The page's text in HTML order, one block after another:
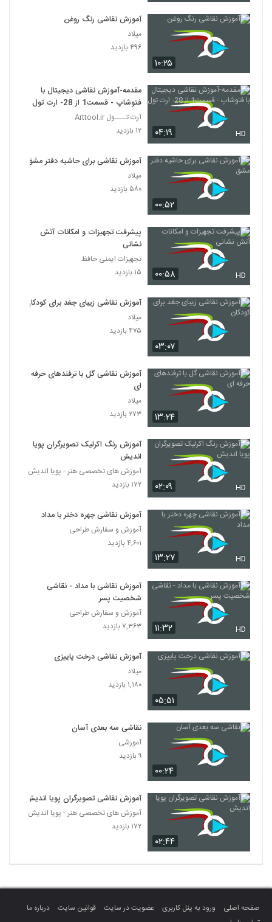
۱۰:۲۵
آموزش نقاشی رنگ روغن
میلاد
۴۹۶ بازدید
۰۴:۱۹ HD
مقدمه-آموزش نقاشی دیجیتال با
فتوشاپ - قسمت1 از 28- ارت تول
آرت تــــول Arttool.ir
۱۲ بازدید
۰۰:۵۲
آموزش نقاشی برای حاشیه دفتر مشق
میلاد
۵۸۰ بازدید
۰۰:۵۸ HD
پیشرفت تجهیزات و امکانات آتش
نشانی
تجهیزات ایمنی حافظ
۱۵ بازدید
۰۳:۰۷
آموزش نقاشی زیبای جغد برای کودکان
میلاد
۴۷۵ بازدید
۱۳:۲۴
آموزش نقاشی گل با ترفندهای حرفه
ای
میلاد
۲۷۳ بازدید
۰۲:۰۹ HD
آموزش رنگ اکرلیک تصویرگران پویا
اندیش
آموزش های تخصصی هنر - پویا اندیش
۱۷۲ بازدید
۱۳:۲۷ HD
آموزش نقاشی چهره دختر با مداد
آموزش و سفارش طراحی
۴,۶۰۱ بازدید
۱۱:۳۲ HD
آموزش نقاشی با مداد - نقاشی
شخصیت پسر
آموزش و سفارش طراحی
۷,۳۶۳ بازدید
۰۵:۵۱
آموزش نقاشی درخت پاییزی
میلاد
۱,۱۸۰ بازدید
۰۰:۲۴
نقاشی سه بعدی آسان
آموزشی
۹ بازدید
۰۲:۴۴
آموزش نقاشی تصویرگران پویا اندیش
آموزش های تخصصی هنر - پویا اندیش
۱۷۲ بازدید
صفحه اصلی ورود به پنل کاربری عضویت در سایت قوانین سایت
درباره ما